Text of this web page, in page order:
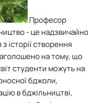
Професор
- це надзвичайно
історії створення
на тому, що
студенти можуть на
бджоли,
в бджільництві,